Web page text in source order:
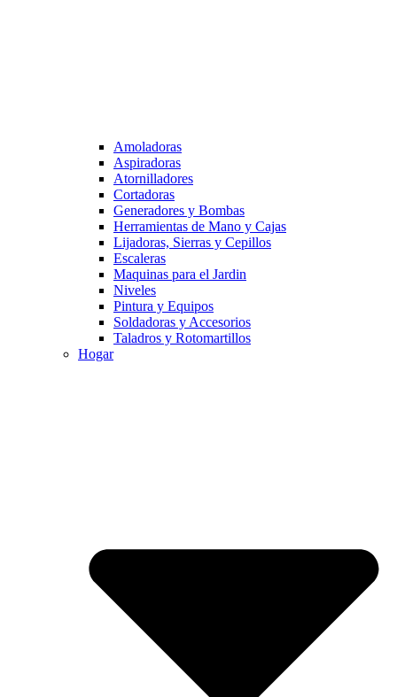
Amoladoras
Aspiradoras
Atornilladores
Cortadoras
Generadores y Bombas
Herramientas de Mano y Cajas
Lijadoras, Sierras y Cepillos
Escaleras
Maquinas para el Jardin
Niveles
Pintura y Equipos
Soldadoras y Accesorios
Taladros y Rotomartillos
Hogar